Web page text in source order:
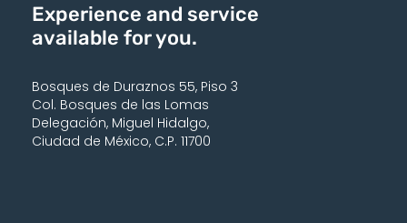
Experience and service
available for you.
Bosques de Duraznos 55, Piso 3
Col. Bosques de las Lomas
Delegación, Miguel Hidalgo,
Ciudad de México, C.P. 11700